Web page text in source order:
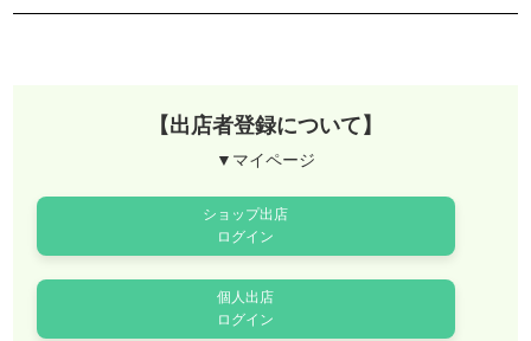
【出店者登録について】
▼マイページ
ショップ出店
ログイン
個人出店
ログイン